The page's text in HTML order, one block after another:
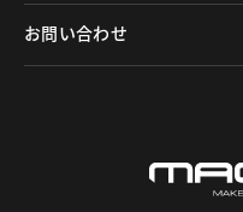
お問い合わせ